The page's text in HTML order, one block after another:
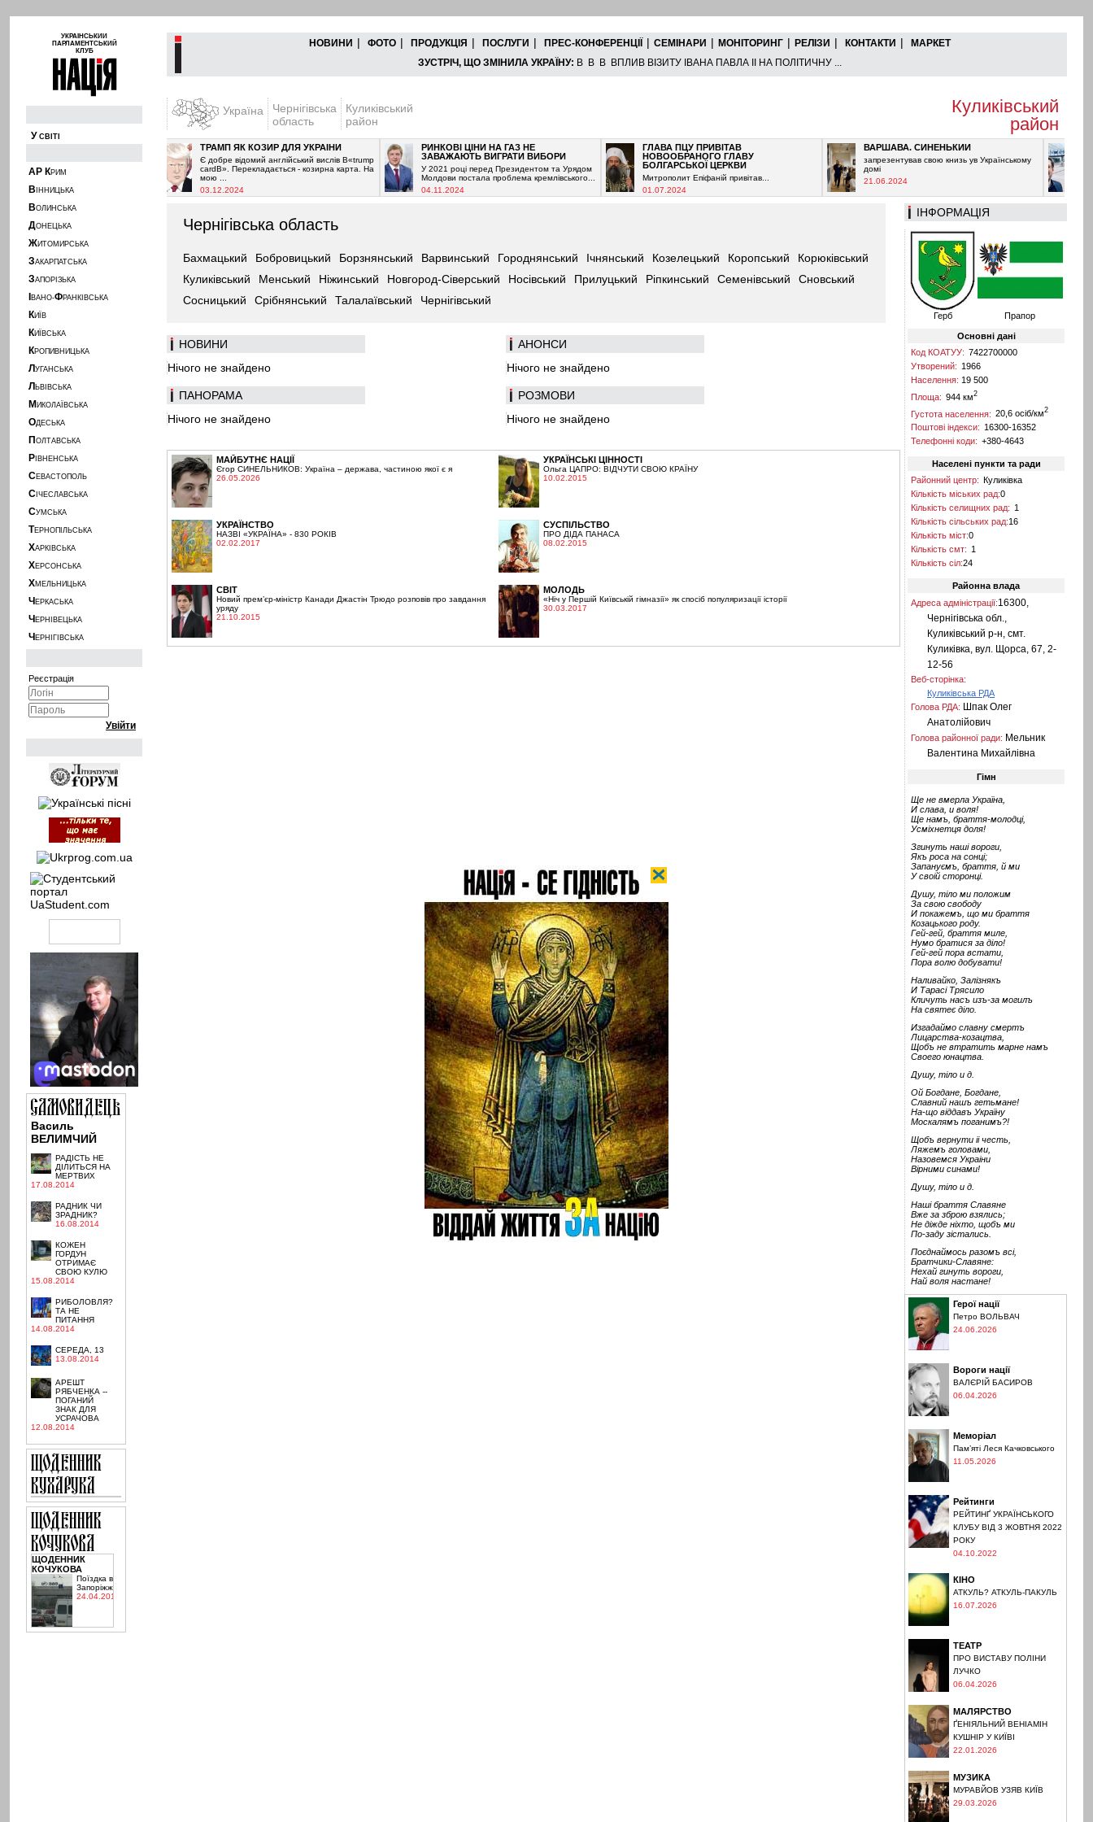
УКРАЇНСЬКИЙ
ПАРЛАМЕНТСЬКИЙ
КЛУБ
НОВИНИ | ФОТО | ПРОДУКЦІЯ | ПОСЛУГИ | ПРЕС-КОНФЕРЕНЦІЇ | СЕМІНАРИ | МОНІТОРИНГ | РЕЛІЗИ | КОНТАКТИ |
МАРКЕТ
ЗУСТРІЧ, ЩО ЗМІНИЛА УКРАЇНУ: В В В ВПЛИВ ВІЗИТУ ІВАНА ПАВЛА ІІ НА ПОЛІТИЧНУ ...
У СВІТІ
АР КРИМ
В ІННИЦЬКА
ВОЛИНСЬКА
ДОНЕЦЬКА
ЖИТОМИРСЬКА
ЗАКАРПАТСЬКА
ЗАПОРІЗЬКА
ВАНО-ФРАНКІВСЬКА
КИЇВ
КИЇВСЬКА
КРОПИВНИЦЬКА
Л УГАНСЬКА
Л ЬВІВСЬКА
М ИКОЛАЇВСЬКА
ОДЕСЬКА
П ОЛТАВСЬКА
Р ІВНЕНСЬКА
СЕВАСТОПОЛЬ
С ІЧЕСЛАВСЬКА
СУМСЬКА
ТЕРНОПІЛЬСЬКА
ХАРКІВСЬКА
ХЕРСОНСЬКА
ХМЕЛЬНИЦЬКА
Ч ЕРКАСЬКА
Ч ЕРНІВЕЦЬКА
Ч ЕРНІГІВСЬКА
Реєстрація
Василь
ВЕЛИМЧИЙ
РАДІСТЬ НЕ
ДІЛИТЬСЯ НА
МЕРТВИХ
17.08.2014
РАДНИК ЧИ
ЗРАДНИК?
16.08.2014
КОЖЕН
ГОРДУН
ОТРИМАЄ
СВОЮ КУЛЮ
15.08.2014
РИБОЛОВЛЯ?
ТА НЕ
ПИТАННЯ
14.08.2014
СЕРЕДА, 13
13.08.2014
АРЕШТ
РЯБЧЕНКА --
ПОГАНИЙ
ЗНАК ДЛЯ
УСРАЧОВА
12.08.2014
ЩОДЕННИК
КОЧУКОВА
Поїздка в
Запоріжжя
24.04.2015
Україна
Чернігівська
область
Куликівський
район
Куликівський
район
Як і очікувалось з 2021-го
ТРАМП ЯК КОЗИР ДЛЯ УКРАЇНИ
Є добре відомий англійський вислів В«trump
cardВ». Перекладається - козирна карта. На
мою ...
03.12.2024
РИНКОВІ ЦІНИ НА ГАЗ НЕ
ЗАВАЖАЮТЬ ВИГРАТИ ВИБОРИ
У 2021 році перед Президентом та Урядом
Молдови постала проблема кремлівського...
04.11.2024
ГЛАВА ПЦУ ПРИВІТАВ
НОВООБРАНОГО ГЛАВУ
БОЛГАРСЬКОЇ ЦЕРКВИ
Митрополит Епіфаній привітав...
01.07.2024
ВАРШАВА. СИНЕНЬКИЙ
запрезентував свою книзь ув Українському
домі
21.06.2024
ОРБАН
Дуже
багато
ІНФОРМАЦІЯ
Герб Прапор
Основні дані
Код КОАТУУ: 7422700000
Утворений: 1966
Населення: 19 500
Площа: 944 км2
Густота населення: 20,6 осіб/км2
Поштові індекси: 16300-16352
Телефонні коди: +380-4643
Населені пункти та ради
Районний центр:
Куликівка
Кількість міських рад:0
Кількість селищних рад: 1
Кількість сільських рад:16
Кількість міст:0
Кількість смт: 1
Кількість сіл:24
Районна влада
Адреса адміністрації:16300,
Чернігівська обл.,
Куликівський р-н, смт.
Куликівка, вул. Щорса, 67, 2-
12-56
Веб-сторінка:
Куликівська РДА
Голова РДА: Шпак Олег
Анатолійович
Голова районної ради: Мельник
Валентина Михайлівна
Гімн
Ще не вмерла Україна,
И слава, и воля!
Ще намъ, браття-молодці,
Усміхнетця доля!
Згинуть наші вороги,
Якъ роса на сонці;
Запануємъ, браття, й ми
У своій сторонці.
Душу, тіло ми положим
За свою свободу
И покажемъ, що ми браття
Козацького роду.
Гей-гей, браття миле,
Нумо братися за діло!
Гей-гей пора встати,
Пора волю добувати!
Наливайко, Залізнякъ
И Тарасі Трясило
Кличуть насъ изъ-за могилъ
На святеє діло.
Изгадаймо славну смертъ
Лицарства-козацтва,
Щобъ не втратить марне намъ
Своего юнацтва.
Душу, тіло и д.
Ой Богдане, Богдане,
Славний нашъ гетьмане!
На-що віддавъ Україну
Москалямъ поганимъ?!
Щобъ вернути іі честь,
Ляжемъ головами,
Назовемся Украіни
Вірними синами!
Душу, тіло и д.
Наші браття Славяне
Вже за зброю взялись;
Не діжде ніхто, щобъ ми
По-заду зістались.
Поєднаймось разомъ всі,
Братчики-Славяне:
Нехай гинуть вороги,
Най воля настане!
Герої нації
Петро ВОЛЬВАЧ
24.06.2026
Вороги нації
ВАЛЄРІЙ БАСИРОВ
06.04.2026
Меморіал
Пам’яті Леся Качковського
11.05.2026
Рейтинги
РЕЙТИНҐ УКРАЇНСЬКОГО
КЛУБУ ВІД 3 ЖОВТНЯ 2022
РОКУ
04.10.2022
КІНО
АТКУЛЬ? АТКУЛЬ-ПАКУЛЬ
16.07.2026
ТЕАТР
ПРО ВИСТАВУ ПОЛІНИ
ЛУЧКО
06.04.2026
МАЛЯРСТВО
ҐЕНІЯЛЬНИЙ ВЕНІАМІН
КУШНІР У КИЇВІ
22.01.2026
МУЗИКА
МУРАВЙОВ УЗЯВ КИЇВ
29.03.2026
Чернігівська область
Бахмацький Бобровицький Борзнянський Варвинський Городнянський Ічнянський Козелецький Коропський
Корюківський
Куликівський
Менський Ніжинський Новгород-Сіверський Носівський Прилуцький Ріпкинський Семенівський
Сновський
Сосницький
Срібнянський Талалаївський Чернігівський
НОВИНИ
Нічого не знайдено
ПАНОРАМА
Нічого не знайдено
АНOНСИ
Нічого не знайдено
РОЗМОВИ
Нічого не знайдено
МАЙБУТНЄ НАЦІЇ
Єгор СИНЕЛЬНИКОВ: Україна – держава, частиною якої є я
26.05.2026
УКРАЇНСЬКІ ЦІННОСТІ
Ольга ЦАПРО: ВІДЧУТИ СВОЮ КРАЇНУ
10.02.2015
УКРАЇНСТВО
НАЗВІ «УКРАЇНА» - 830 РОКІВ
02.02.2017
СУСПІЛЬСТВО
ПРО ДІДА ПАНАСА
08.02.2015
СВІТ
Новий прем’єр-міністр Канади Джастін Трюдо розповів про завдання
уряду
21.10.2015
МОЛОДЬ
«Ніч у Першій Київській гімназії» як спосіб популяризації історії
30.03.2017